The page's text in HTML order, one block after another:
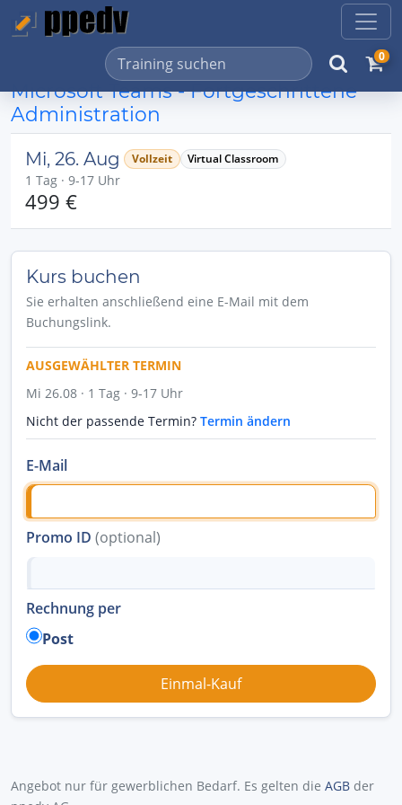
0
Microsoft Teams - Fortgeschrittene
Administration
Mi, 26. Aug Vollzeit Virtual Classroom
1 Tag · 9-17 Uhr
499 €
Kurs buchen
Sie erhalten anschließend eine E-Mail mit dem
Buchungslink.
AUSGEWÄHLTER TERMIN
Mi 26.08 · 1 Tag · 9-17 Uhr
Nicht der passende Termin? Termin ändern
E-Mail
Promo ID (optional)
Rechnung per
Post
Angebot nur für gewerblichen Bedarf. Es gelten die AGB der